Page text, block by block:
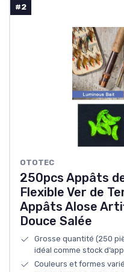
#2
OTOTEC
250pcs Appâts
Flexible Ver de
Appâts Alose
Douce Salée
Grosse quantité (250
idéal comme stock
Couleurs et formes